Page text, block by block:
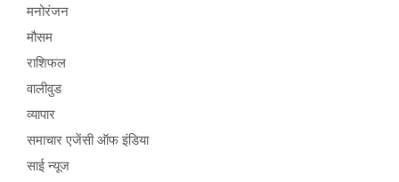
मनोरंजन
मौसम
राशिफल
वालीवुड
व्यापार
समाचार एजेंसी ऑफ इंडिया
साई न्यूज